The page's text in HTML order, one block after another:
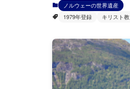
ノルウェーの世界遺産
1979年登録
キリスト教